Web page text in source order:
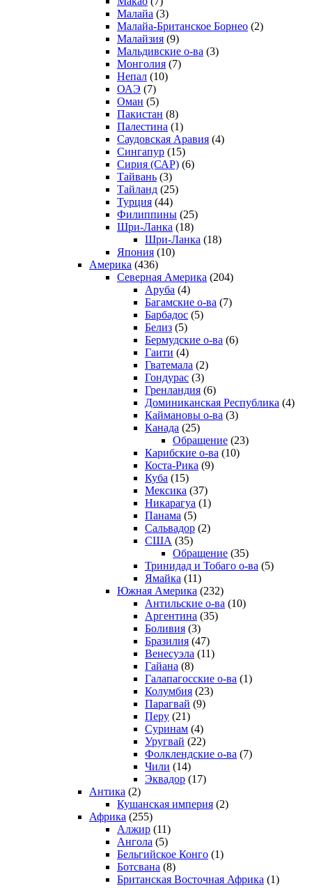
Малайа (3)
Малайа-Британское Борнео (2)
Малайзия (9)
Мальдивские о-ва (3)
Монголия (7)
Непал (10)
ОАЭ (7)
Оман (5)
Пакистан (8)
Палестина (1)
Саудовская Аравия (4)
Сингапур (15)
Сирия (САР) (6)
Тайвань (3)
Тайланд (25)
Турция (44)
Филиппины (25)
Шри-Ланка (18)
Шри-Ланка (18)
Япония (10)
Америка (436)
Северная Америка (204)
Аруба (4)
Багамские о-ва (7)
Барбадос (5)
Белиз (5)
Бермудские о-ва (6)
Гаити (4)
Гватемала (2)
Гондурас (3)
Гренландия (6)
Доминиканская Республика (4)
Каймановы о-ва (3)
Канада (25)
Обращение (23)
Карибские о-ва (10)
Коста-Рика (9)
Куба (15)
Мексика (37)
Никарагуа (1)
Панама (5)
Сальвадор (2)
США (35)
Обращение (35)
Тринидад и Тобаго о-ва (5)
Ямайка (11)
Южная Америка (232)
Антильские о-ва (10)
Аргентина (35)
Боливия (3)
Бразилия (47)
Венесуэла (11)
Гайана (8)
Галапагосские о-ва (1)
Колумбия (23)
Парагвай (9)
Перу (21)
Суринам (4)
Уругвай (22)
Фолклендские о-ва (7)
Чили (14)
Эквадор (17)
Антика (2)
Кушанская империя (2)
Африка (255)
Алжир (11)
Ангола (5)
Бельгийское Конго (1)
Ботсвана (8)
Британская Восточная Африка (1)